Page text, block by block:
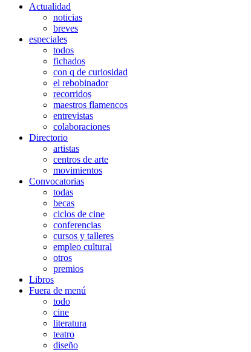
Actualidad
noticias
breves
especiales
todos
fichados
con q de curiosidad
el rebobinador
recorridos
maestros flamencos
entrevistas
colaboraciones
Directorio
artistas
centros de arte
movimientos
Convocatorias
todas
becas
ciclos de cine
conferencias
cursos y talleres
empleo cultural
otros
premios
Libros
Fuera de menú
todo
cine
literatura
teatro
diseño